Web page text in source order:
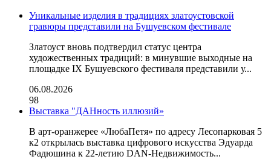
Уникальные изделия в традициях златоустовской
гравюры представили на Бушуевском фестивале
Златоуст вновь подтвердил статус центра
художественных традиций: в минувшие выходные на
площадке IX Бушуевского фестиваля представили у...
06.08.2026
98
Выставка "ДАНность иллюзий»
В арт-оранжерее «ЛюбаПетя» по адресу Лесопарковая 5
к2 открылась выставка цифрового искусства Эдуарда
Фадюшина к 22-летию DAN-Недвижимость...